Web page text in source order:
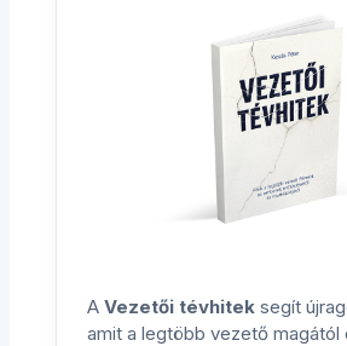
A Vezetői tévhitek segít
amit a legtöbb vezető